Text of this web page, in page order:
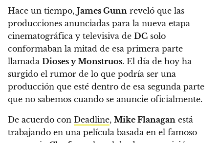
Hace un tiempo, James Gunn reveló que las
producciones anunciadas para la nueva etapa
cinematográfica y televisiva de DC solo
conformaban la mitad de esa primera parte
llamada Dioses y Monstruos. El día de hoy ha
surgido el rumor de lo que podría ser una
producción que esté dentro de esa segunda parte
que no sabemos cuando se anuncie oficialmente.
De acuerdo con Deadline, Mike Flanagan está
trabajando en una película basada en el famoso